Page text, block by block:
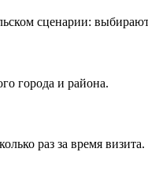
сценарии:
города и района.
раз за время визита.